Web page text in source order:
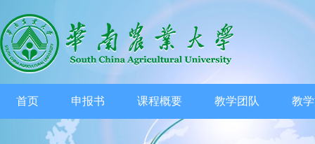
首页 申报书 课程概要 教学团队 教